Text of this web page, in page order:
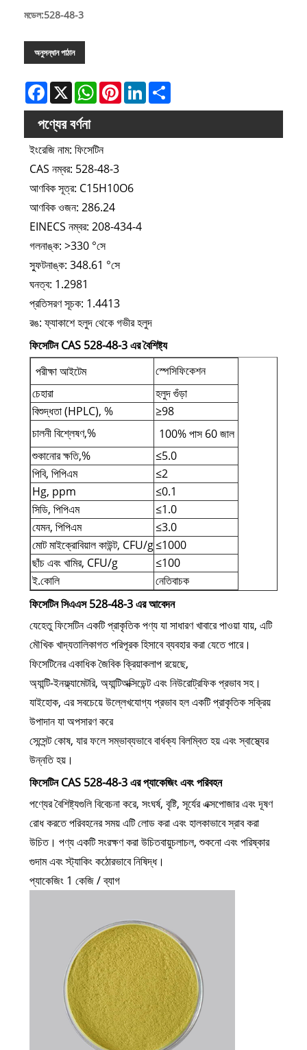
মডেল:528-48-3
অনুসন্ধান পাঠান
Facebook
X WhatsAppPinterestLinkedIn
পণ্যের বর্ণনা
ইংরেজি নাম: ফিসেটিন
CAS নম্বর: 528-48-3
আণবিক সূত্র: C15H10O6
আণবিক ওজন: 286.24
EINECS নম্বর: 208-434-4
গলনাঙ্ক: >330 °সে
স্ফুটনাঙ্ক: 348.61 °সে
ঘনত্ব: 1.2981
প্রতিসরণ সূচক: 1.4413
রঙ: ফ্যাকাশে হলুদ থেকে গভীর হলুদ
ফিসেটিন CAS 528-48-3 এর বৈশিষ্ট্য
পরীক্ষা আইটেম
স্পেসিফিকেশন
চেহারা
হলুদ গুঁড়া
বিশুদ্ধতা (HPLC), %
≥98
চালনী বিশ্লেষণ,%
100% পাস 60 জাল
শুকানোর ক্ষতি,%
≤5.0
পিবি, পিপিএম
≤2
Hg, ppm
≤0.1
সিডি, পিপিএম
≤1.0
যেমন, পিপিএম
≤3.0
মোট মাইক্রোবিয়াল কাউন্ট, CFU/g≤1000
ছাঁচ এবং খামির, CFU/g
≤100
ই.কোলি
নেতিবাচক
ফিসেটিন সিএএস 528-48-3 এর আবেদন
যেহেতু ফিসেটিন একটি প্রাকৃতিক পণ্য যা সাধারণ খাবারে পাওয়া যায়, এটি
মৌখিক খাদ্যতালিকাগত পরিপূরক হিসাবে ব্যবহার করা যেতে পারে।
ফিসেটিনের একাধিক জৈবিক ক্রিয়াকলাপ রয়েছে,
অ্যান্টি-ইনফ্ল্যামেটরি, অ্যান্টিঅক্সিডেন্ট এবং নিউরোট্রফিক প্রভাব সহ।
যাইহোক, এর সবচেয়ে উল্লেখযোগ্য প্রভাব হল একটি প্রাকৃতিক সক্রিয়
উপাদান যা অপসারণ করে
সেন্সেন্ট কোষ, যার ফলে সম্ভাব্যভাবে বার্ধক্য বিলম্বিত হয় এবং স্বাস্থ্যের
উন্নতি হয়।
ফিসেটিন CAS 528-48-3 এর প্যাকেজিং এবং পরিবহন
পণ্যের বৈশিষ্ট্যগুলি বিবেচনা করে, সংঘর্ষ, বৃষ্টি, সূর্যের এক্সপোজার এবং দূষণ
রোধ করতে পরিবহনের সময় এটি লোড করা এবং হালকাভাবে স্রাব করা
উচিত। পণ্য একটি সংরক্ষণ করা উচিতবায়ুচলাচল, শুকনো এবং পরিষ্কার
গুদাম এবং স্ট্যাকিং কঠোরভাবে নিষিদ্ধ।
প্যাকেজিং 1 কেজি / ব্যাগ